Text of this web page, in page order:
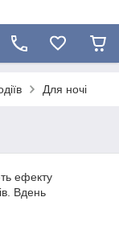
Для ночі
ефекту
Вдень